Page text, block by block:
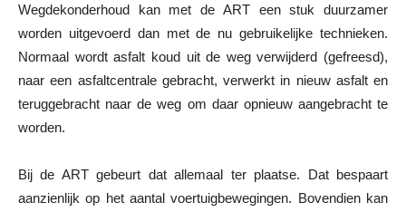
Wegdekonderhoud kan met de ART een stuk duurzamer
worden uitgevoerd dan met de nu gebruikelijke technieken.
Normaal wordt asfalt koud uit de weg verwijderd (gefreesd),
naar een asfaltcentrale gebracht, verwerkt in nieuw asfalt en
teruggebracht naar de weg om daar opnieuw aangebracht te
worden.
Bij de ART gebeurt dat allemaal ter plaatse. Dat bespaart
aanzienlijk op het aantal voertuigbewegingen. Bovendien kan